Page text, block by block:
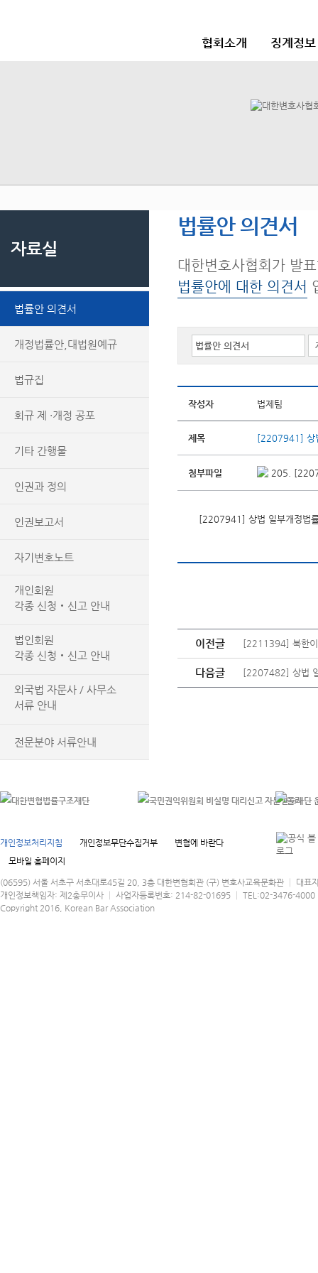
협회소개 징계정
자료실
법률안 의견서
개정법률안,대법원예규
법규집
회규 제 ·개정 공포
기타 간행물
인권과 정의
인권보고서
자기변호노트
개인회원
각종 신청‧신고 안내
법인회원
각종 신청‧신고 안내
외국법 자문사 / 사무소
서류 안내
전문분야 서류안내
법률안 의견서
대한변호사협회가 발
법률안에 대한 의견서
작성자 법제팀
제목 [2207941] 상
첨부파일 205.
[2207941] 상법 일부개정법
이전글 [2211394] 북한이
다음글 [2207482] 상법
개인정보처리지침 개인정보무단수집거부
변협에 바란다
모바일 홈페이지
(06595) 서울 서초구 서초대로45길 20, 3층 대한변협회관 (구) 변호사교육문화관 │ 대표
개인정보책임자: 제2총무이사 │ 사업자등록번호: 214-82-01695 │ TEL:02-3476-
Copyright 2016, Korean Bar Association